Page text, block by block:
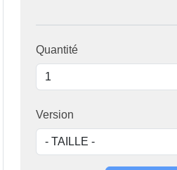
Quantité
Version